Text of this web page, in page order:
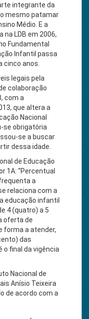
integrante da
mesmo patamar
Médio. E a
LDB em 2006,
Fundamental
Infantil passa
cinco anos.
legais pela
colaboração
com a
que altera a
Nacional
se obrigatória
se a buscar
dessa idade.
de Educação
1A: “Percentual
a
relaciona com a
educação infantil
4 (quatro) a 5
oferta de
forma a atender,
das
final da vigência
Nacional de
Anísio Teixeira
de acordo com a